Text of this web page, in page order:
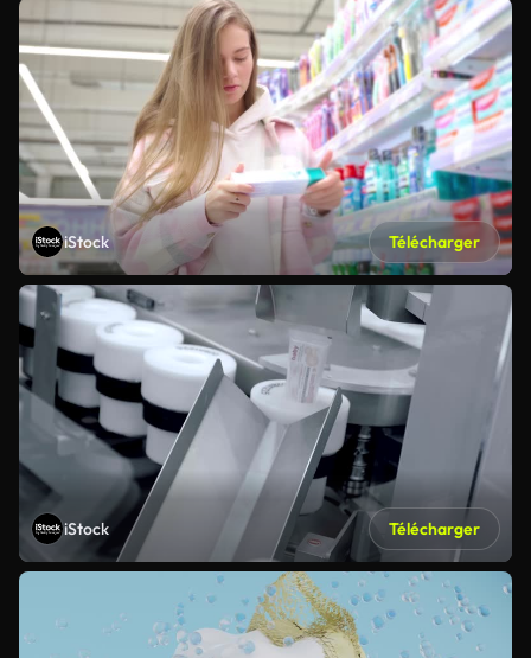
iStock Télécharger
iStock Télécharger